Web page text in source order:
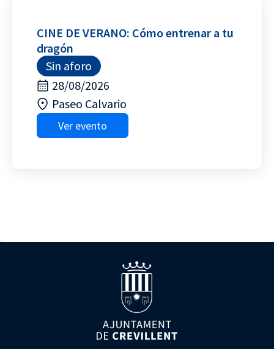
CINE DE VERANO: Cómo entrenar a tu
dragón
Sin aforo
28/08/2026
Paseo Calvario
Ver evento